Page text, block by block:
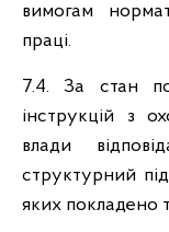
вимогам
праці.
7.4. За стан
інструкцій з
влади
структурний
яких покладено